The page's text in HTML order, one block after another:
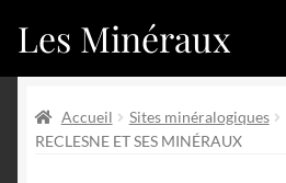
Aller
à
navigation
Aller
au
Les Minéraux
Catégories
Boutique
Accueil Sites minéralogiques
RECLESNE ET SES MINÉRAUX